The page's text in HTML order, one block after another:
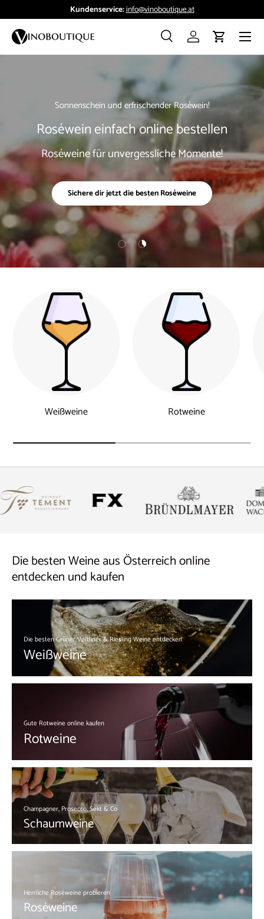
Direkt zum Inhalt
Kundenservice:info@vinoboutique.at
Suchen
Suche Einloggen
Menü
Sonnenschein und erfrischender Roséwein!
Roséwein einfach online bestellen
Roséweine für unvergessliche Momente!
Sichere dir jetzt die besten Roséweine
Folie laden 1 von 2
Folie laden 2 von 2
Weißweine Rotweine
Die besten Weine aus Österreich online
entdecken und kaufen
Die besten Grüner Veltliner & Riesling Weine entdecken
Weißweine
Gute Rotweine online kaufen
Rotweine
Champagner, Prosecco, Sekt & Co
Schaumweine
Herrliche Roséweine probieren
Roséweine